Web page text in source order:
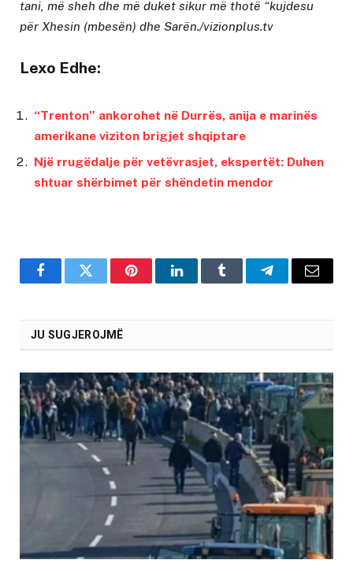
tani, më sheh dhe më duket sikur më thotë “kujdesu
për Xhesin (mbesën) dhe Sarën./vizionplus.tv
Lexo Edhe:
“Trenton” ankorohet në Durrës, anija e marinës
amerikane viziton brigjet shqiptare
Një rrugëdalje për vetëvrasjet, ekspertët: Duhen
shtuar shërbimet për shëndetin mendor
FacebookTwitter PinterestLinkedInTumblr TelegramEmail
JU SUGJEROJMË